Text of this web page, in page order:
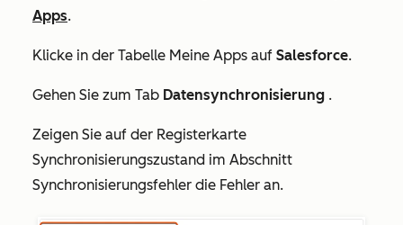
Apps.
Klicke in der Tabelle Meine Apps auf Salesforce.
Gehen Sie zum Tab Datensynchronisierung .
Zeigen Sie auf der Registerkarte
Synchronisierungszustand im Abschnitt
Synchronisierungsfehler die Fehler an.